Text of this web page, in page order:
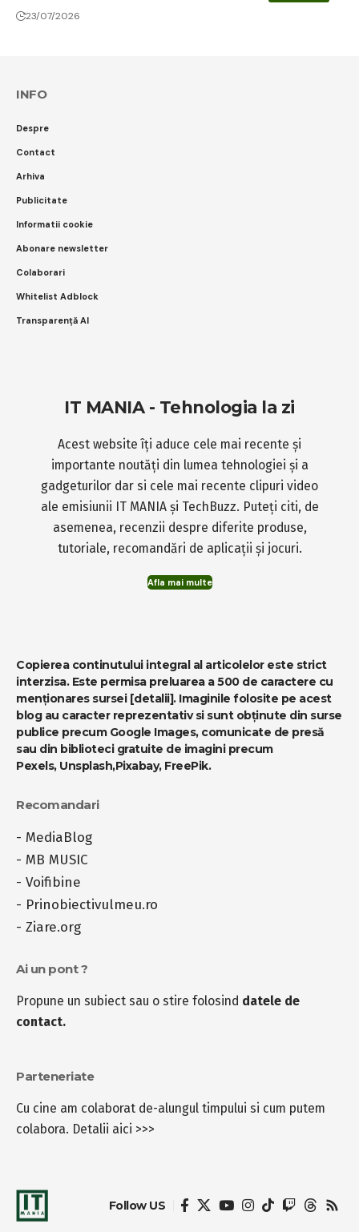
23/07/2026
INFO
Despre
Contact
Arhiva
Publicitate
Informatii cookie
Abonare newsletter
Colaborari
Whitelist Adblock
Transparență AI
IT MANIA - Tehnologia la zi
Acest website îți aduce cele mai recente și
importante noutăți din lumea tehnologiei și a
gadgeturilor dar si cele mai recente clipuri video
ale emisiunii IT MANIA și TechBuzz. Puteți citi, de
asemenea, recenzii despre diferite produse,
tutoriale, recomandări de aplicații și jocuri.
Afla mai multe
Copierea continutului integral al articolelor este strict
interzisa. Este permisa preluarea a 500 de caractere cu
menționares sursei [detalii]. Imaginile folosite pe acest
blog au caracter reprezentativ si sunt obținute din surse
publice precum Google Images, comunicate de presă
sau din biblioteci gratuite de imagini precum
Pexels, Unsplash,Pixabay, FreePik.
Recomandari
- MediaBlog
- MB MUSIC
- Voifibine
- Prinobiectivulmeu.ro
- Ziare.org
Ai un pont ?
Propune un subiect sau o stire folosind datele de
contact.
Parteneriate
Cu cine am colaborat de-alungul timpului si cum putem
colabora. Detalii aici >>>
Follow US